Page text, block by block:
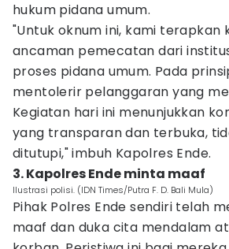
hukum pidana umum.
"Untuk oknum ini, kami terapkan
ancaman pemecatan dari
proses pidana umum. Pada
mentolerir pelanggaran yang
Kegiatan hari ini menunjukkan
yang transparan dan terbuka,
ditutupi," imbuh Kapolres Ende.
3. Kapolres Ende minta maaf
Ilustrasi polisi. (IDN Times/Putra F. D. Bali Mula)
Pihak Polres Ende sendiri telah
maaf dan duka cita mendalam